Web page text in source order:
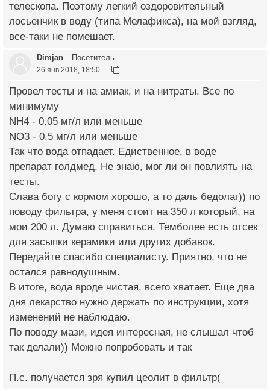
телескопа. Поэтому легкий оздоровительный
лосьенчик в воду (типа Мелафикса), на мой взгляд,
все-таки не помешает.
Dimjan Посетитель
26 янв 2018, 18:50
Провел тесты и на амиак, и на нитраты. Все по
минимуму
NH4 - 0.05 мг/л или меньше
NO3 - 0.5 мг/л или меньше
Так что вода отпадает. Едиственное, в воде
препарат голдмед. Не знаю, мог ли он повлиять на
тесты.
Слава богу с кормом хорошо, а то даль бедолаг)) по
поводу фильтра, у меня стоит на 350 л который, на
мои 200 л. Думаю справиться. Темболее есть отсек
для засыпки керамики или других добавок.
Передайте спасибо специалисту. Приятно, что не
остался равнодушным.
В итоге, вода вроде чистая, всего хватает. Еще два
дня лекарство нужно держать по инструкции, хотя
изменений не наблюдаю.
По поводу мази, идея интересная, не слышал чтоб
так делали)) Можно попробовать и так
П.с. получается зря купил цеолит в фильтр(